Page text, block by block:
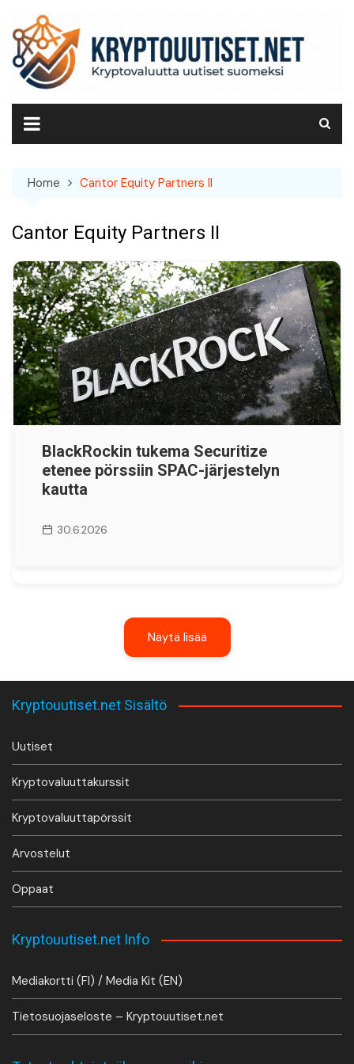
content
Home Cantor Equity Partners II
Cantor Equity Partners II
BlackRockin tukema Securitize
etenee pörssiin SPAC-järjestelyn
kautta
30.6.2026
Näytä lisää
Kryptouutiset.net Sisältö
Uutiset
Kryptovaluuttakurssit
Kryptovaluuttapörssit
Arvostelut
Oppaat
Kryptouutiset.net Info
Mediakortti (FI) / Media Kit (EN)
Tietosuojaseloste – Kryptouutiset.net